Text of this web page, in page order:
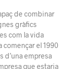
de combinar
gràfics
com la vida
el 1990
d’una empresa
que estaria